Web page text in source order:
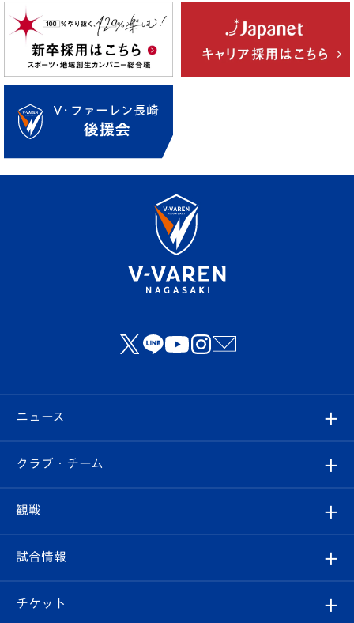
ニュース
すべて
クラブ
試合情報
クラブ・チーム
クラブ概要
観戦
観戦ルール
試合情報
試合日程/結果
チケット